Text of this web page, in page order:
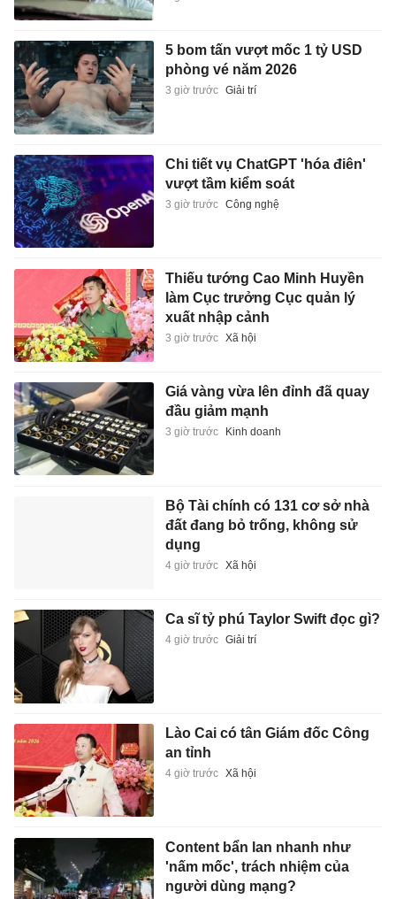
5 bom tấn vượt mốc 1 tỷ USD
phòng vé năm 2026
3 giờ trước Giải trí
Chi tiết vụ ChatGPT 'hóa điên'
vượt tầm kiểm soát
3 giờ trước Công nghệ
Thiếu tướng Cao Minh Huyền
làm Cục trưởng Cục quản lý
xuất nhập cảnh
3 giờ trước Xã hội
Giá vàng vừa lên đỉnh đã quay
đầu giảm mạnh
3 giờ trước Kinh doanh
Bộ Tài chính có 131 cơ sở nhà
đất đang bỏ trống, không sử
dụng
4 giờ trước Xã hội
Ca sĩ tỷ phú Taylor Swift đọc gì?
4 giờ trước Giải trí
Lào Cai có tân Giám đốc Công
an tỉnh
4 giờ trước Xã hội
Content bẩn lan nhanh như
'nấm mốc', trách nhiệm của
người dùng mạng?